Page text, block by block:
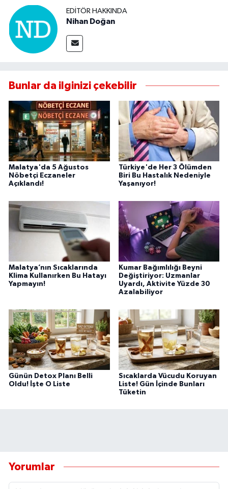
EDITÖR HAKKINDA
Nihan Doğan
Bunlar da ilginizi çekebilir
Malatya'da 5 Ağustos
Nöbetçi Eczaneler
Açıklandı!
Türkiye'de Her 3 Ölümden
Biri Bu Hastalık Nedeniyle
Yaşanıyor!
Malatya’nın Sıcaklarında
Klima Kullanırken Bu Hatayı
Yapmayın!
Kumar Bağımlılığı Beyni
Değiştiriyor: Uzmanlar
Uyardı, Aktivite Yüzde 30
Azalabiliyor
Günün Detox Planı Belli
Oldu! İşte O Liste
Sıcaklarda Vücudu Koruyan
Liste! Gün İçinde Bunları
Tüketin
Yorumlar